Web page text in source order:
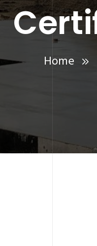
Home